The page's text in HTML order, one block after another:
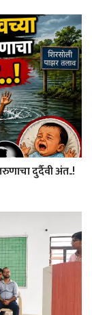
दुर्दैवी अंत..!